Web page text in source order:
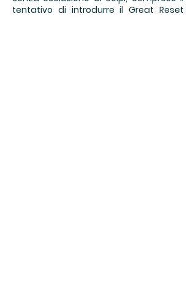
tentativo di introdurre il Great Reset